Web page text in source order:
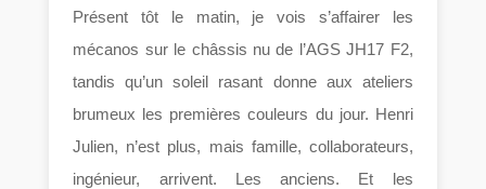
Présent tôt le matin, je vois s’affairer les
mécanos sur le châssis nu de l’AGS JH17 F2,
tandis qu’un soleil rasant donne aux ateliers
brumeux les premières couleurs du jour. Henri
Julien, n’est plus, mais famille, collaborateurs,
ingénieur, arrivent. Les anciens. Et les